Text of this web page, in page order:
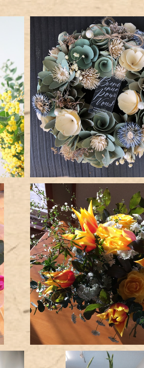
ナチュラルリース
¥5,000
季節のお任せブーケ
¥3,800